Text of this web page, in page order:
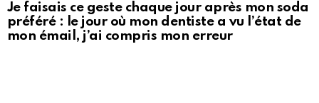
Je faisais ce geste chaque jour après mon soda
préféré : le jour où mon dentiste a vu l’état de
mon émail, j’ai compris mon erreur